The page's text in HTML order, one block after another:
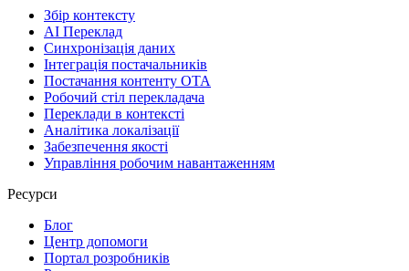
Збір контексту
AI Переклад
Синхронізація даних
Інтеграція постачальників
Постачання контенту OTA
Робочий стіл перекладача
Переклади в контексті
Аналітика локалізації
Забезпечення якості
Управління робочим навантаженням
Ресурси
Блог
Центр допомоги
Портал розробників